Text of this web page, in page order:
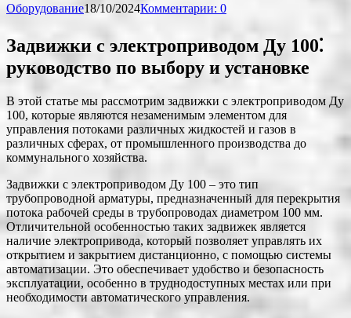
Оборудование18/10/2024Комментарии: 0
Задвижки с электроприводом Ду 100⁚
руководство по выбору и установке
В этой статье мы рассмотрим задвижки с электроприводом Ду
100, которые являются незаменимым элементом для
управления потоками различных жидкостей и газов в
различных сферах, от промышленного производства до
коммунального хозяйства.
Задвижки с электроприводом Ду 100 – это тип
трубопроводной арматуры, предназначенный для перекрытия
потока рабочей среды в трубопроводах диаметром 100 мм.
Отличительной особенностью таких задвижек является
наличие электропривода, который позволяет управлять их
открытием и закрытием дистанционно, с помощью системы
автоматизации. Это обеспечивает удобство и безопасность
эксплуатации, особенно в труднодоступных местах или при
необходимости автоматического управления.